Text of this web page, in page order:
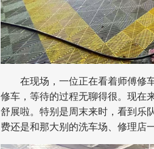
在现场，一位正在看着师傅修车
修车，等待的过程无聊得很。现在
舒展啦。特别是周末来时，看到乐
费还是和那大别的洗车场、修理店